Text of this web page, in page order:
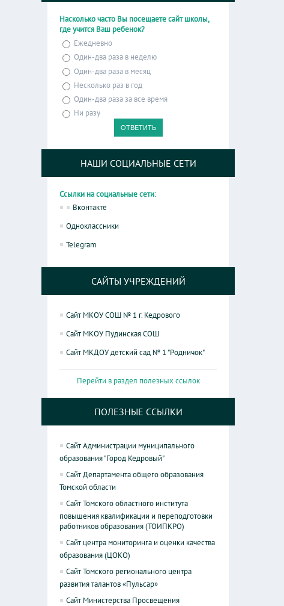
Насколько часто Вы посещаете сайт школы,
где учится Ваш ребенок?
Ежедневно
Один-два раза в неделю
Один-два раза в месяц
Несколько раз в год
Один-два раза за все время
Ни разу
НАШИ СОЦИАЛЬНЫЕ СЕТИ
Ссылки на социальные сети:
Вконтакте
Одноклассники
Telegram
САЙТЫ УЧРЕЖДЕНИЙ
Сайт МКОУ СОШ № 1 г. Кедрового
Сайт МКОУ Пудинская СОШ
Сайт МКДОУ детский сад № 1 "Родничок"
Перейти в раздел полезных ссылок
ПОЛЕЗНЫЕ ССЫЛКИ
Сайт Администрации муниципального
образования "Город Кедровый"
Сайт Департамента общего образования
Томской области
Сайт Томского областного института
повышения квалификации и переподготовки
работников образования (ТОИПКРО)
Сайт центра мониторинга и оценки качества
образования (ЦОКО)
Сайт Томского регионального центра
развития талантов «Пульсар»
Сайт Министерства Просвещения